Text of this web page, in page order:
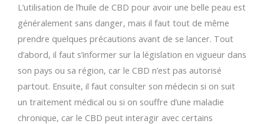
L’utilisation de l’huile de CBD pour avoir une belle peau est
généralement sans danger, mais il faut tout de même
prendre quelques précautions avant de se lancer. Tout
d’abord, il faut s’informer sur la législation en vigueur dans
son pays ou sa région, car le CBD n’est pas autorisé
partout. Ensuite, il faut consulter son médecin si on suit
un traitement médical ou si on souffre d’une maladie
chronique, car le CBD peut interagir avec certains